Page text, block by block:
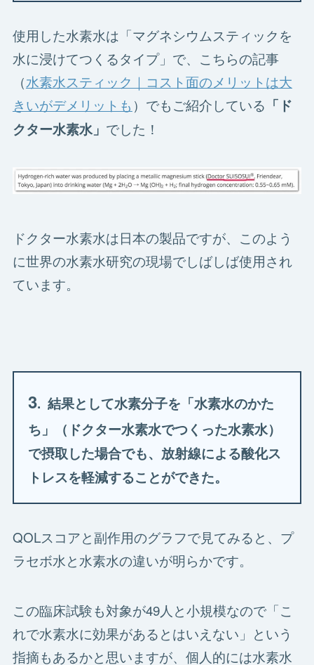
使用した水素水は「マグネシウムスティックを
水に浸けてつくるタイプ」で、こちらの記事
（水素水スティック｜コスト面のメリットは大
きいがデメリットも ）でもご紹介している 「ド
クター水素水」 でした！
ドクター水素水は日本の製品ですが、このよう
に世界の水素水研究の現場でしばしば使用され
ています。
3. 結果として水素分子を「水素水のかた
ち」（ドクター水素水でつくった水素水）
で摂取した場合でも、放射線による酸化ス
トレスを軽減することができた。
QOLスコアと副作用のグラフで見てみると、プ
ラセボ水と水素水の違いが明らかです。
この臨床試験も対象が49人と小規模なので「こ
れで水素水に効果があるとはいえない」という
指摘もあるかと思いますが、個人的には水素水